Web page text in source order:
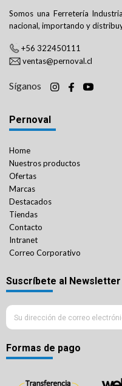
Somos una Ferretería
nacional, importando y
+56 322450111
ventas@pernoval.cl
Síganos
Pernoval
Home
Nuestros productos
Ofertas
Marcas
Destacados
Tiendas
Contacto
Intranet
Correo Corporativo
Suscríbete al Newsletter
Formas de pago